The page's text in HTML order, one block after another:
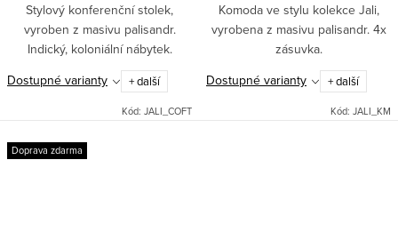
Stylový konferenční stolek,
vyroben z masivu palisandr.
Indický, koloniální nábytek.
Dostupné varianty
+ další
Kód: JALI_COFT
Komoda ve stylu kolekce Jali,
vyrobena z masivu palisandr. 4x
zásuvka.
Dostupné varianty
+ další
Kód: JALI_KM
Doprava zdarma